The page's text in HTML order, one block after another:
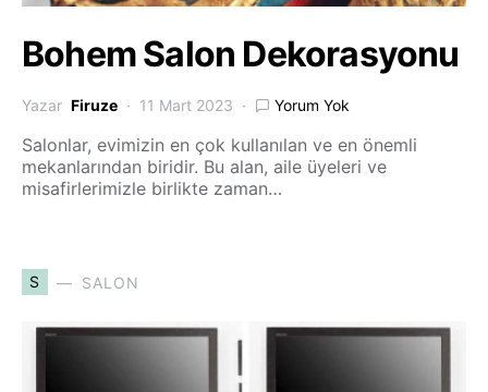
Bohem Salon Dekorasyonu
Yazar Firuze 11 Mart 2023 Yorum Yok
Salonlar, evimizin en çok kullanılan ve en önemli
mekanlarından biridir. Bu alan, aile üyeleri ve
misafirlerimizle birlikte zaman…
S SALON